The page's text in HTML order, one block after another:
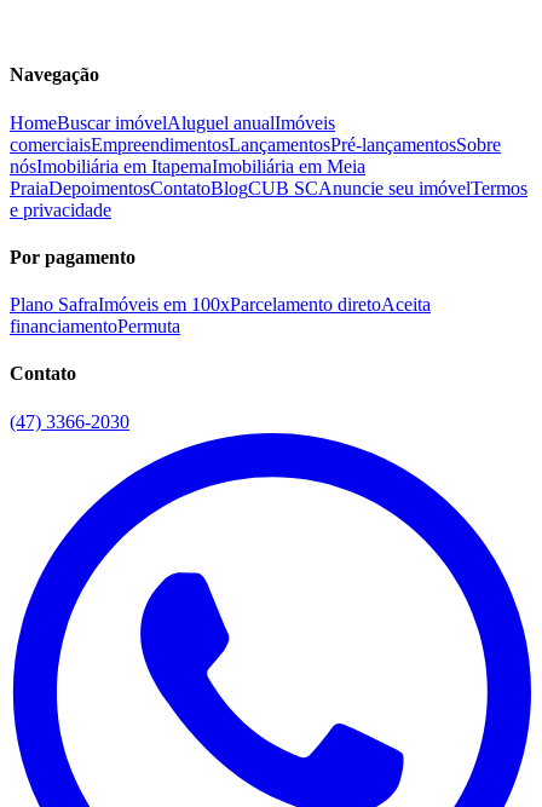
Navegação
HomeBuscar imóvelAluguel anualImóveis
comerciaisEmpreendimentosLançamentosPré-lançamentosSobre
nósImobiliária em ItapemaImobiliária em Meia
PraiaDepoimentosContatoBlogCUB SCAnuncie seu imóvelTermos
e privacidade
Por pagamento
Plano SafraImóveis em 100xParcelamento diretoAceita
financiamentoPermuta
Contato
(47) 3366-2030